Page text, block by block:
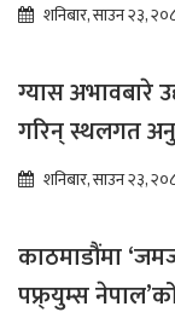
शनिबार, साउन २३,
ग्यास अभावबारे
गरिन् स्थलगत
शनिबार, साउन २३,
काठमाडौंमा
पफ्र्युम्स